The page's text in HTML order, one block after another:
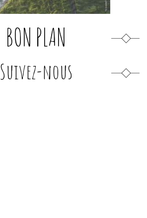
BON PLAN
Suivez-nous